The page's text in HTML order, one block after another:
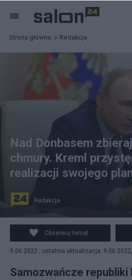
Strona główna Redakcja
Większość mieszkańców
w projekcie "Active Citizen",
nienazwanego terenu w pobliżu
imieniem Donieckiej Republiki
Nad Donbasem
chmury. Kreml
realizacji swojego
Redakcja
Obserwuj temat
9.06.2022 , ostatnia aktualizacja:
Samozwańcze republiki